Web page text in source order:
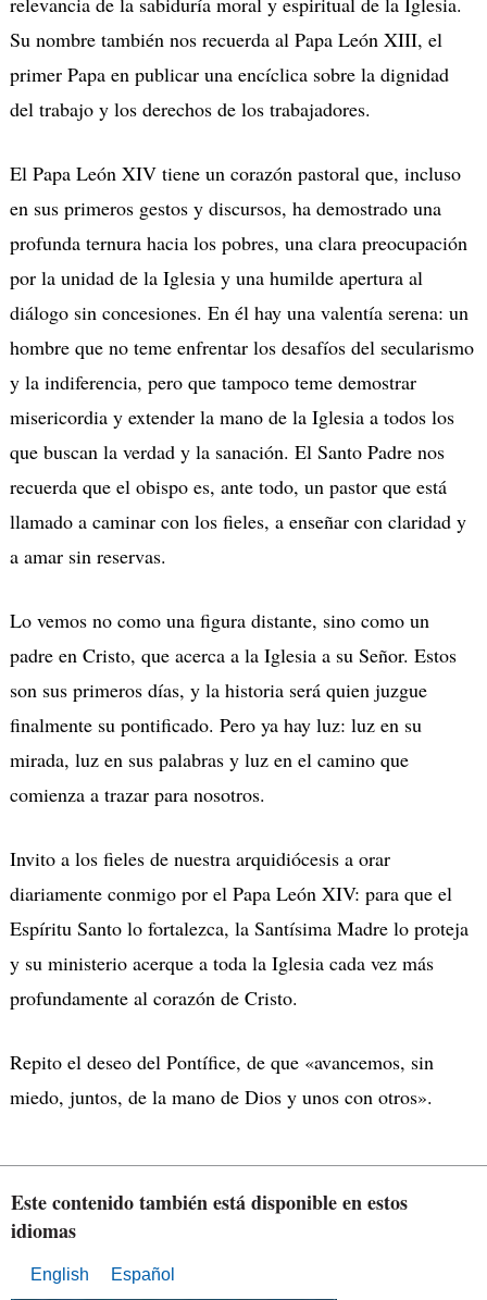
Su nombre también nos recuerda al Papa León XIII, el
primer Papa en publicar una encíclica sobre la dignidad
del trabajo y los derechos de los trabajadores.
El Papa León XIV tiene un corazón pastoral que, incluso
en sus primeros gestos y discursos, ha demostrado una
profunda ternura hacia los pobres, una clara preocupación
por la unidad de la Iglesia y una humilde apertura al
diálogo sin concesiones. En él hay una valentía serena: un
hombre que no teme enfrentar los desafíos del secularismo
y la indiferencia, pero que tampoco teme demostrar
misericordia y extender la mano de la Iglesia a todos los
que buscan la verdad y la sanación. El Santo Padre nos
recuerda que el obispo es, ante todo, un pastor que está
llamado a caminar con los fieles, a enseñar con claridad y
a amar sin reservas.
Lo vemos no como una figura distante, sino como un
padre en Cristo, que acerca a la Iglesia a su Señor. Estos
son sus primeros días, y la historia será quien juzgue
finalmente su pontificado. Pero ya hay luz: luz en su
mirada, luz en sus palabras y luz en el camino que
comienza a trazar para nosotros.
Invito a los fieles de nuestra arquidiócesis a orar
diariamente conmigo por el Papa León XIV: para que el
Espíritu Santo lo fortalezca, la Santísima Madre lo proteja
y su ministerio acerque a toda la Iglesia cada vez más
profundamente al corazón de Cristo.
Repito el deseo del Pontífice, de que «avancemos, sin
miedo, juntos, de la mano de Dios y unos con otros».
Este contenido también está disponible en estos
idiomas
English Español